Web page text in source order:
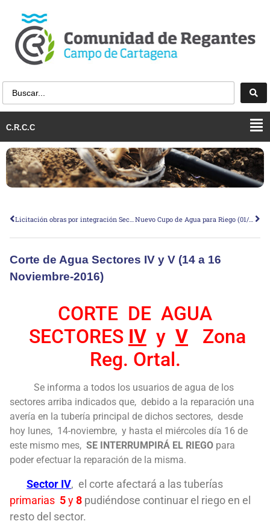
C.R.C.C
Corte de Agua Sectores IV y V (14 a 16
Noviembre-2016)
CORTE DE AGUA
SECTORES IV y V
Zona
Reg. Ortal.
Se informa a todos los usuarios de agua de los
sectores arriba indicados que, debido a la reparación una
avería en la tubería principal de dichos sectores, desde
hoy lunes, 14-noviembre, y hasta el miércoles día 16 de
este mismo mes, SE INTERRUMPIRÁ EL RIEGO para
poder efectuar la reparación de la misma.
Sector IV, el corte afectará a las tuberías
primarias 5y8 pudiéndose continuar el riego en el
resto del sector.